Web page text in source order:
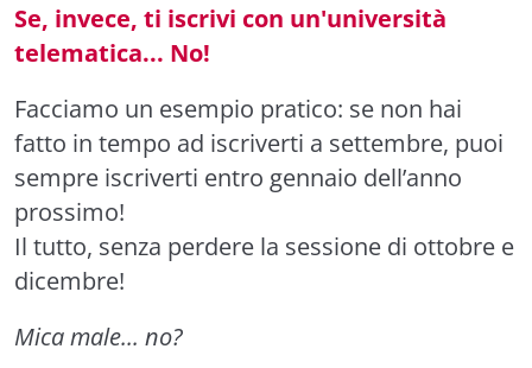
Se, invece, ti iscrivi con un'università
telematica... No!
Facciamo un esempio pratico: se non hai
fatto in tempo ad iscriverti a settembre, puoi
sempre iscriverti entro gennaio dell’anno
prossimo!
Il tutto, senza perdere la sessione di ottobre e
dicembre!
Mica male... no?